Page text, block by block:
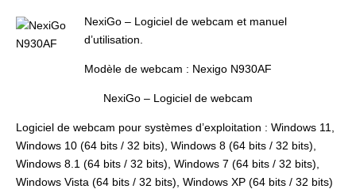
NexiGo – Logiciel de webcam et manuel
d’utilisation.
Modèle de webcam : Nexigo N930AF
NexiGo – Logiciel de webcam
Logiciel de webcam pour systèmes d’exploitation : Windows 11,
Windows 10 (64 bits / 32 bits), Windows 8 (64 bits / 32 bits),
Windows 8.1 (64 bits / 32 bits), Windows 7 (64 bits / 32 bits),
Windows Vista (64 bits / 32 bits), Windows XP (64 bits / 32 bits)